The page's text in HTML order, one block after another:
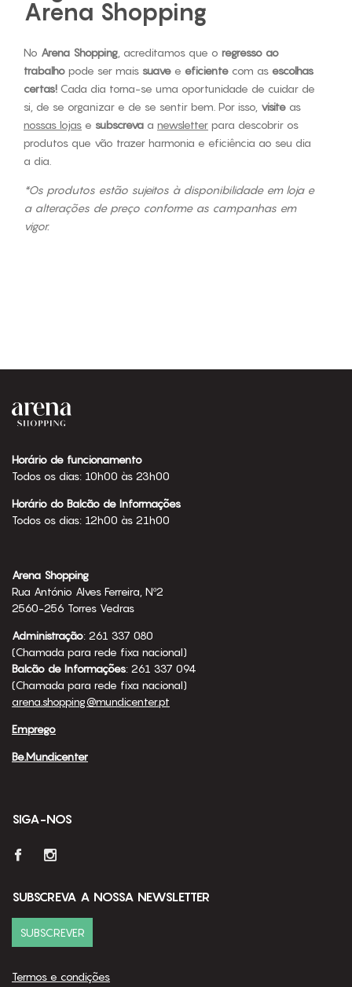
Arena Shopping
No Arena Shopping , acreditamos que o regresso ao
trabalho pode ser mais suave e eficiente com as escolhas
certas! Cada dia torna-se uma oportunidade de cuidar de
si, de se organizar e de se sentir bem. Por isso, visite as
nossas lojas e subscreva a newsletter para descobrir os
produtos que vão trazer harmonia e eficiência ao seu dia
a dia.
*Os produtos estão sujeitos à disponibilidade em loja e
a alterações de preço conforme as campanhas em
vigor.
Horário de funcionamento
Todos os dias: 10h00 às 23h00
Horário do Balcão de Informações
Todos os dias: 12h00 às 21h00
Arena Shopping
Rua António Alves Ferreira, Nº2
2560-256 Torres Vedras
Administração: 261 337 080
(Chamada para rede fixa nacional)
Balcão de Informações: 261 337 094
(Chamada para rede fixa nacional)
arena.shopping@mundicenter.pt
Emprego
Be.Mundicenter
SIGA-NOS
SUBSCREVA A NOSSA NEWSLETTER
SUBSCREVER
Termos e condições